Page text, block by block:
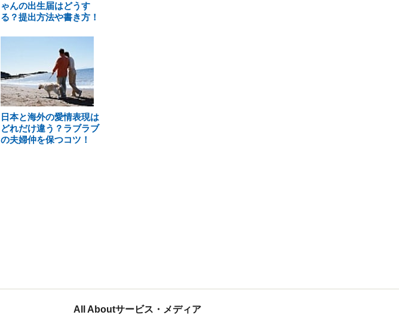
ゃんの出生届はどうす
る？提出方法や書き方！
日本と海外の愛情表現は
どれだけ違う？ラブラブ
の夫婦仲を保つコツ！
All Aboutサービス・メディア